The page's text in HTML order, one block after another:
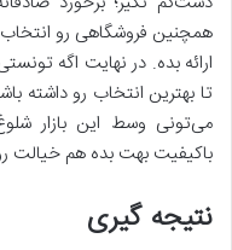
همچنین فروشگاهی رو
ارائه بده. در نهایت اگه
تا بهترین انتخاب رو داشته
می‌تونی وسط این بازار
باکیفیت بهت بده هم خیالت
نتیجه گیری